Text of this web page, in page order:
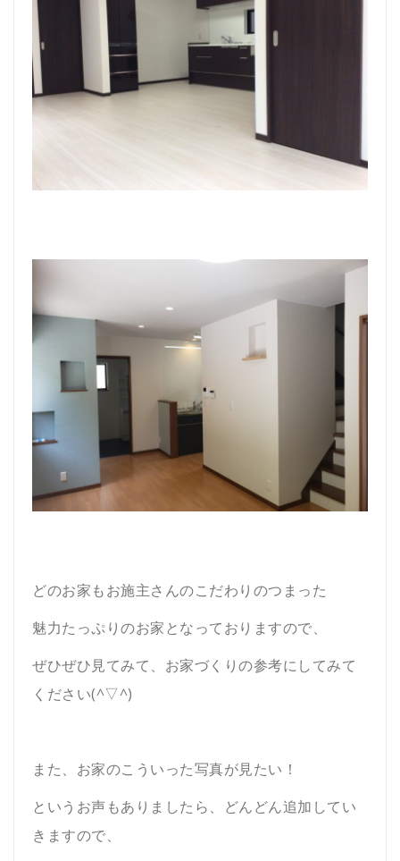
どのお家もお施主さんのこだわりのつまった
魅力たっぷりのお家となっておりますので、
ぜひぜひ見てみて、お家づくりの参考にしてみて
ください(^▽^)
また、お家のこういった写真が見たい！
というお声もありましたら、どんどん追加してい
きますので、